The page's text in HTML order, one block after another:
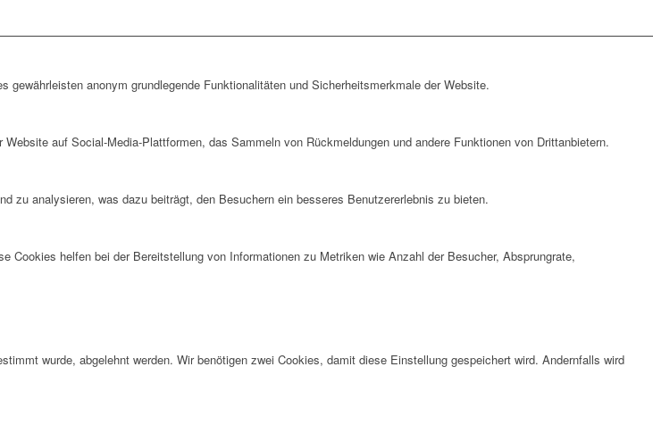
anonym grundlegende Funktionalitäten und Sicherheitsmerkmale der Website.
auf Social-Media-Plattformen, das Sammeln von Rückmeldungen und andere Funktionen von Drittanbietern.
zu analysieren, was dazu beiträgt, den Besuchern ein besseres Benutzererlebnis zu bieten.
helfen bei der Bereitstellung von Informationen zu Metriken wie Anzahl der Besucher, Absprungrate,
wurde, abgelehnt werden. Wir benötigen zwei Cookies, damit diese Einstellung gespeichert wird. Andernfalls wird